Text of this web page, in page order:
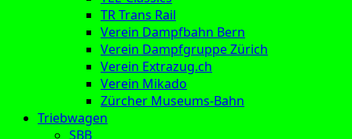
TR Trans Rail
Verein Dampfbahn Bern
Verein Dampfgruppe Zürich
Verein Extrazug.ch
Verein Mikado
Zürcher Museums-Bahn
Triebwagen
SBB